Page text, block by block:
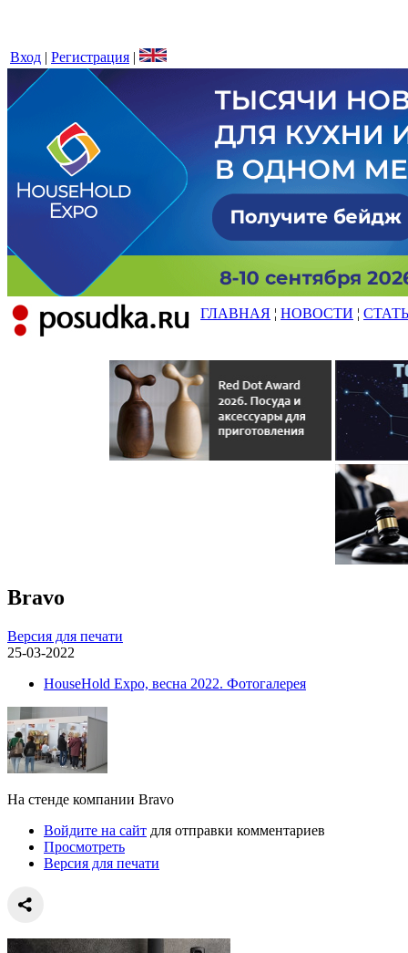
Вход | Регистрация |
ГЛАВНАЯ ¦ НОВОСТИ ¦
Bravo
Версия для печати
25-03-2022
HouseHold Expo, весна 2022. Фотогалерея
На стенде компании Bravo
Войдите на сайт для отправки комментариев
Просмотреть
Версия для печати